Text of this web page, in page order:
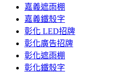
嘉義遮雨棚
嘉義鐵殼字
彰化 LED招牌
彰化廣告招牌
彰化遮雨棚
彰化鐵殼字